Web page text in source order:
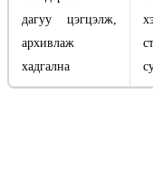
дагуу цэгцэлж,
архивлаж
хадгална